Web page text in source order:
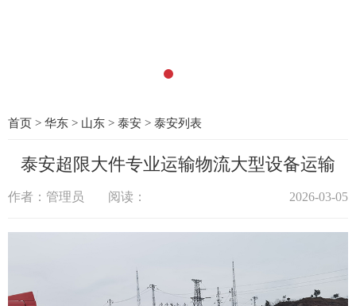
首页 > 华东 > 山东 > 泰安 > 泰安列表
泰安超限大件专业运输物流大型设备运输
作者：管理员 阅读： 2026-03-05